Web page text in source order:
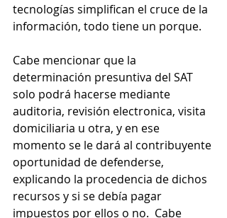
tecnologías simplifican el cruce de la
información, todo tiene un porque.
Cabe mencionar que la
determinación presuntiva del SAT
solo podrá hacerse mediante
auditoria, revisión electronica, visita
domiciliaria u otra, y en ese
momento se le dará al contribuyente
oportunidad de defenderse,
explicando la procedencia de dichos
recursos y si se debía pagar
impuestos por ellos o no.  Cabe